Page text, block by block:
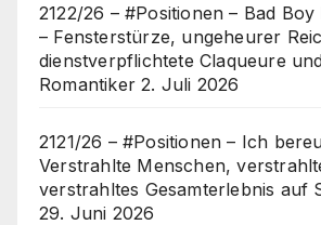
2122/26 – #Positionen – Bad
– Fensterstürze, ungeheurer
dienstverpflichtete Claqueure
Romantiker 2. Juli 2026
2121/26 – #Positionen – Ich
Verstrahlte Menschen,
verstrahltes Gesamterlebnis auf
29. Juni 2026